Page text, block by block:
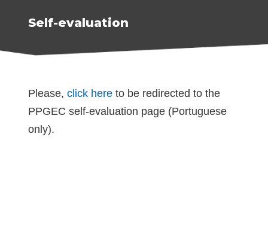
Self-evaluation
Please, click hereto be redirected to the
PPGEC self-evaluation page (Portuguese
only).